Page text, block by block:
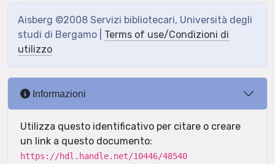
Aisberg ©2008 Servizi bibliotecari, Università degli
studi di Bergamo | Terms of use/Condizioni di
utilizzo
Informazioni
Utilizza questo identificativo per citare o creare
un link a questo documento:
https://hdl.handle.net/10446/48540